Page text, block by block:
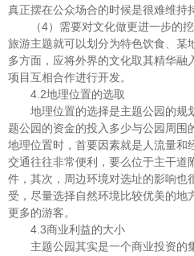
真正摆在公众场合的时候是很难维持
（4）需要对文化做更进一步的挖
旅游主题就可以划分为特色饮食、某
多方面，应将外界的文化取其精华融
项目互相合作进行开发。
4.2地理位置的选取
地理位置的选择是主题公园的规
题公园的资金的投入多少与公园周围
地理位置时，首要因素就是人流量和
交通往往非常便利，要么位于主干道
件，其次，周边环境对选址的影响也
受，尽量选择自然环境比较优美的地
更多的游客。
4.3商业利益的大小
主题公园其实是一个商业投资的